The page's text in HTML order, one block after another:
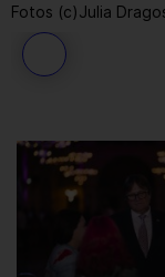
Fotos (c)Julia
188 / 259